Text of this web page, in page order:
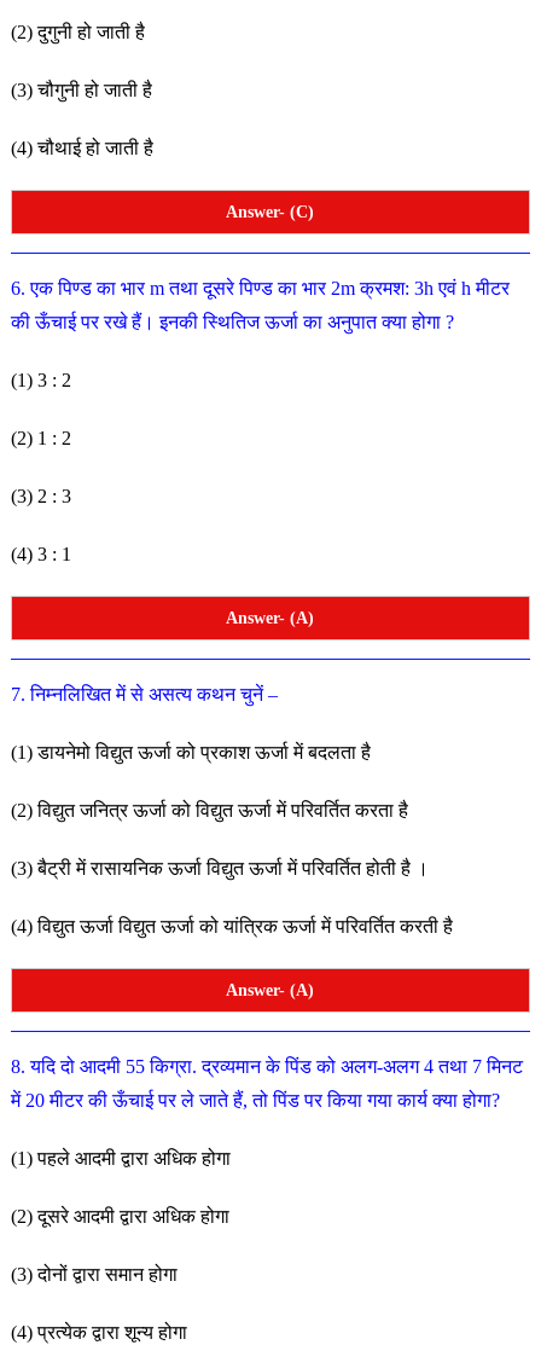
(2) दुगुनी हो जाती है
(3) चौगुनी हो जाती है
(4) चौथाई हो जाती है
Answer- (C)
6. एक पिण्ड का भार m तथा दूसरे पिण्ड का भार 2m क्रमश: 3hएवं h मीटर
की ऊँचाई पर रखे हैं। इनकी स्थितिज ऊर्जा का अनुपात क्या होगा ?
(1) 3 : 2
(2) 1 : 2
(3) 2 : 3
(4) 3 : 1
Answer- (A)
7. निम्नलिखित में से असत्य कथन चुनें –
(1) डायनेमो विद्युत ऊर्जा को प्रकाश ऊर्जा में बदलता है
(2) विद्युत जनित्र ऊर्जा को विद्युत ऊर्जा में परिवर्तित करता है
(3) बैट्री में रासायनिक ऊर्जा विद्युत ऊर्जा में परिवर्तित होती है ।
(4) विद्युत ऊर्जा विद्युत ऊर्जा को यांत्रिक ऊर्जा में परिवर्तित करती है
Answer- (A)
8. यदि दो आदमी 55 किग्रा. द्रव्यमान के पिंड को अलग-अलग 4 तथा 7 मिनट
में 20 मीटर की ऊँचाई पर ले जाते हैं, तो पिंड पर किया गया कार्य क्या होगा?
(1) पहले आदमी द्वारा अधिक होगा
(2) दूसरे आदमी द्वारा अधिक होगा
(3) दोनों द्वारा समान होगा
(4) प्रत्येक द्वारा शून्य होगा